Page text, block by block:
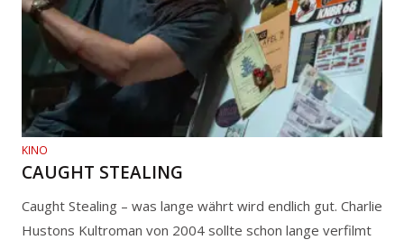
KINO
CAUGHT STEALING
Caught Stealing – was lange währt wird endlich gut. Charlie
Hustons Kultroman von 2004 sollte schon lange verfilmt